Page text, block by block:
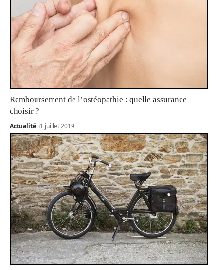
Remboursement de l’ostéopathie : quelle assurance
choisir ?
Actualité 1 juillet 2019